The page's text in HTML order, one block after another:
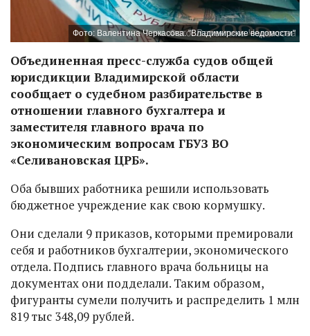
Фото: Валентина Черкасова. "Владимирские ведомости"
Объединенная пресс-служба судов общей
юрисдикции Владимирской области
сообщает о судебном разбирательстве в
отношении главного бухгалтера и
заместителя главного врача по
экономическим вопросам ГБУЗ ВО
«Селивановская ЦРБ».
Оба бывших работника решили использовать
бюджетное учреждение как свою кормушку.
Они сделали 9 приказов, которыми премировали
себя и работников бухгалтерии, экономического
отдела. Подпись главного врача больницы на
документах они подделали. Таким образом,
фигуранты сумели получить и распределить 1 млн
819 тыс 348,09 рублей.